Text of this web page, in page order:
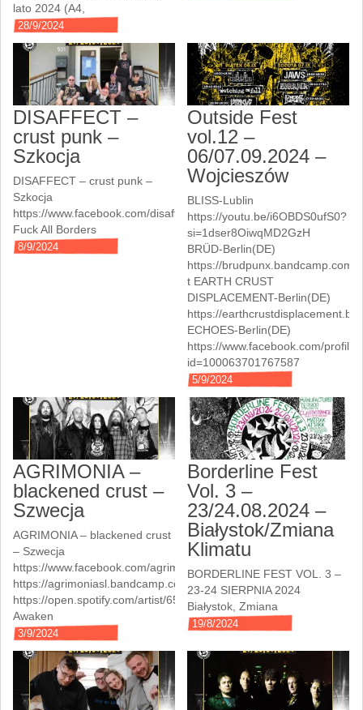
lato 2024 (A4,
28/9/2024
DISAFFECT –
crust punk –
Szkocja
DISAFFECT – crust punk –
Szkocja
https://www.facebook.com/disaffectpunk/
Fuck All Borders
8/9/2024
Outside Fest
vol.12 –
06/07.09.2024 –
Wojcieszów
BLISS-Lublin
https://youtu.be/i6OBDS0ufS0?
si=1dser8OiwqMD2GzH
BRÜD-Berlin(DE)
https://brudpunx.bandcamp.com/
t EARTH CRUST
DISPLACEMENT-Berlin(DE)
https://
ECHOES-Berlin(DE)
https://www.facebook.com/
id=100063701767587
5/9/2024
AGRIMONIA –
blackened crust –
Szwecja
AGRIMONIA – blackened crust
– Szwecja
https://www.facebook.com/agrimonia.swe/
https://agrimoniasl.bandcamp.com/music
https://open.spotify.com/artist/65utAJOLxTC9zAkHdKLjxn
Awaken
3/9/2024
Borderline Fest
Vol. 3 –
23/24.08.2024 –
Białystok/Zmiana
Klimatu
BORDERLINE FEST VOL. 3 –
23-24 SIERPNIA 2024
Białystok, Zmiana
19/8/2024